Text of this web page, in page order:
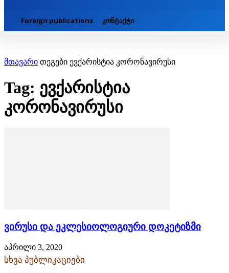
Foreign publications კონტაქტი
მთავარი თეგები ევქარისტია კორონავირუსი
Tag: ევქარისტია
კორონავირუსი
ვირუსი და ეკლესიოლოგიური დოკეტიზმი
აპრილი 3, 2020
სხვა პუბლიკაციები